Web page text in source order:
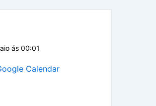
ás 00:01
Calendar